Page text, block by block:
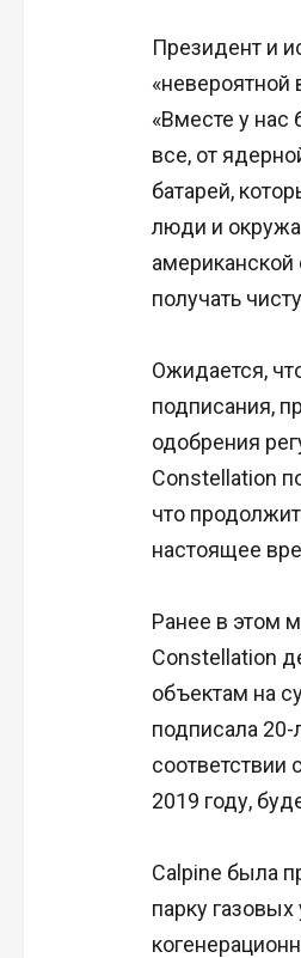
Президент и
«Вместе у нас
все, от
батарей,
люди и
получать
Ожидается,
подписания,
одобрения
Constellation
что
настоящее
Ранее в этом
Constellation
объектам на
подписала 20-
соответствии
2019 году,
Calpine была
парку